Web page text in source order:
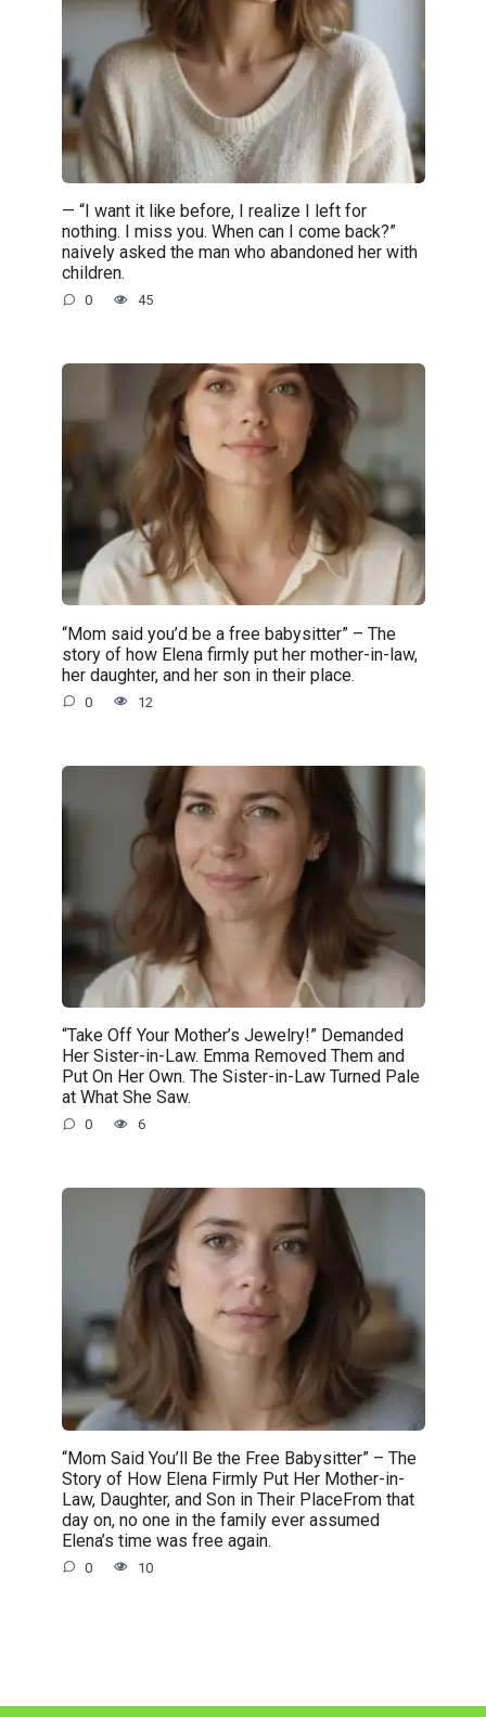
— “I want it like before, I realize I left for
nothing. I miss you. When can I come back?”
naively asked the man who abandoned her with
children.
0 45
“Mom said you’d be a free babysitter” – The
story of how Elena firmly put her mother-in-law,
her daughter, and her son in their place.
0 12
“Take Off Your Mother’s Jewelry!” Demanded
Her Sister-in-Law. Emma Removed Them and
Put On Her Own. The Sister-in-Law Turned Pale
at What She Saw.
0 6
“Mom Said You’ll Be the Free Babysitter” – The
Story of How Elena Firmly Put Her Mother-in-
Law, Daughter, and Son in Their PlaceFrom that
day on, no one in the family ever assumed
Elena’s time was free again.
0 10